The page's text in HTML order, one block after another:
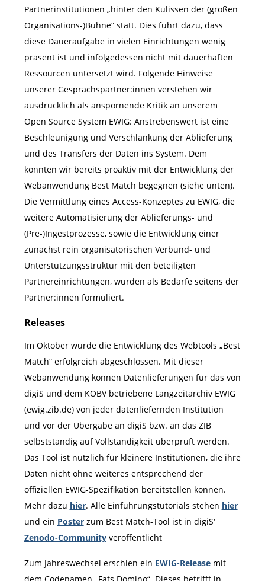
Partnerinstitutionen „hinter den Kulissen der (großen
Organisations-)Bühne“ statt. Dies führt dazu, dass
diese Daueraufgabe in vielen Einrichtungen wenig
präsent ist und infolgedessen nicht mit dauerhaften
Ressourcen untersetzt wird. Folgende Hinweise
unserer Gesprächspartner:innen verstehen wir
ausdrücklich als anspornende Kritik an unserem
Open Source System EWIG: Anstrebenswert ist eine
Beschleunigung und Verschlankung der Ablieferung
und des Transfers der Daten ins System. Dem
konnten wir bereits proaktiv mit der Entwicklung der
Webanwendung Best Match begegnen (siehe unten).
Die Vermittlung eines Access-Konzeptes zu EWIG, die
weitere Automatisierung der Ablieferungs- und
(Pre-)Ingestprozesse, sowie die Entwicklung einer
zunächst rein organisatorischen Verbund- und
Unterstützungsstruktur mit den beteiligten
Partnereinrichtungen, wurden als Bedarfe seitens der
Partner:innen formuliert.
Releases
Im Oktober wurde die Entwicklung des Webtools „Best
Match“ erfolgreich abgeschlossen. Mit dieser
Webanwendung können Datenlieferungen für das von
digiS und dem KOBV betriebene Langzeitarchiv EWIG
(ewig.zib.de) von jeder datenliefernden Institution
und vor der Übergabe an digiS bzw. an das ZIB
selbstständig auf Vollständigkeit überprüft werden.
Das Tool ist nützlich für kleinere Institutionen, die ihre
Daten nicht ohne weiteres entsprechend der
offiziellen EWIG-Spezifikation bereitstellen können.
Mehr dazu hier. Alle Einführungstutorials stehen hier
und ein Posterzum Best Match-Tool ist in digiS‘
Zenodo-Communityveröffentlicht
Zum Jahreswechsel erschien ein EWIG-Releasemit